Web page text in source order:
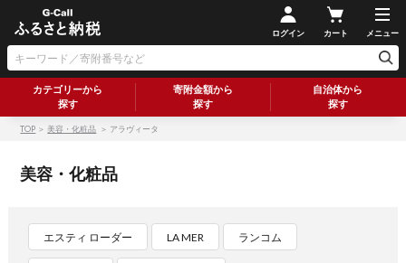
ログイン カート メニュー
カテゴリーから
探す
寄附金額から
探す
自治体から
探す
TOP ＞美容・化粧品 ＞ アラヴィータ
美容・化粧品
エスティ ローダー LA MER ランコム